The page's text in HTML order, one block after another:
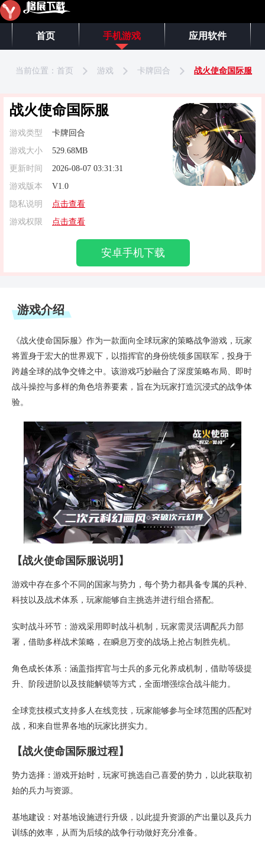
首页 手机游戏 应用软件
当前位置： 首页 游戏 卡牌回合 战火使命国际服
战火使命国际服
游戏类型
卡牌回合
游戏大小
529.68MB
更新时间
2026-08-07 03:31:31
游戏版本
V1.0
隐私说明
点击查看
游戏权限
点击查看
安卓手机下载
游戏介绍
《战火使命国际服》作为一款面向全球玩家的策略战争游戏，玩家
将置身于宏大的世界观下，以指挥官的身份统领多国联军，投身于
跨越全球的战争交锋之中。该游戏巧妙融合了深度策略布局、即时
战斗操控与多样的角色培养要素，旨在为玩家打造沉浸式的战争体
验。
【战火使命国际服说明】
游戏中存在多个不同的国家与势力，每个势力都具备专属的兵种、
科技以及战术体系，玩家能够自主挑选并进行组合搭配。
实时战斗环节：游戏采用即时战斗机制，玩家需灵活调配兵力部
署，借助多样战术策略，在瞬息万变的战场上抢占制胜先机。
角色成长体系：涵盖指挥官与士兵的多元化养成机制，借助等级提
升、阶段进阶以及技能解锁等方式，全面增强综合战斗能力。
全球竞技模式支持多人在线竞技，玩家能够参与全球范围的匹配对
战，和来自世界各地的玩家比拼实力。
【战火使命国际服过程】
势力选择：游戏开始时，玩家可挑选自己喜爱的势力，以此获取初
始的兵力与资源。
基地建设：对基地设施进行升级，以此提升资源的产出量以及兵力
训练的效率，从而为后续的战争行动做好充分准备。